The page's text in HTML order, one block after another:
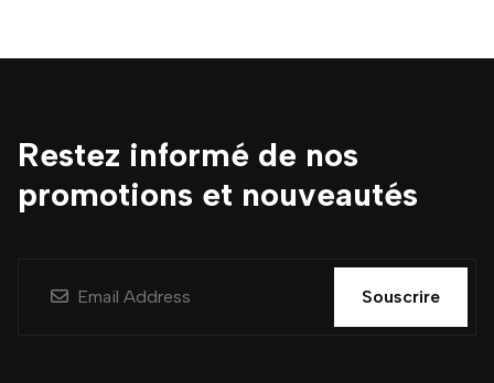
Restez informé de nos
promotions et nouveautés
Souscrire